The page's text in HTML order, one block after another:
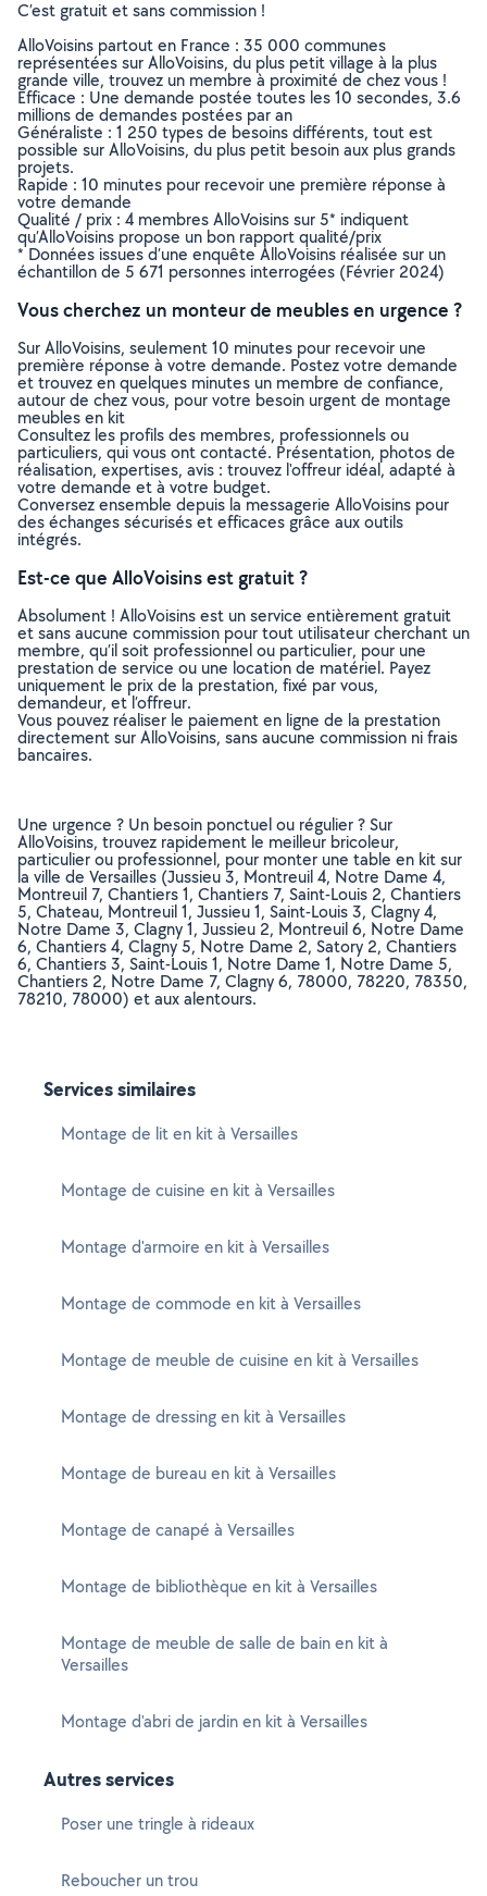
C’est gratuit et sans commission !
AlloVoisins partout en France : 35 000 communes
représentées sur AlloVoisins, du plus petit village à la plus
grande ville, trouvez un membre à proximité de chez vous !
Efficace : Une demande postée toutes les 10 secondes, 3.6
millions de demandes postées par an
Généraliste : 1 250 types de besoins différents, tout est
possible sur AlloVoisins, du plus petit besoin aux plus grands
projets.
Rapide : 10 minutes pour recevoir une première réponse à
votre demande
Qualité / prix : 4 membres AlloVoisins sur 5* indiquent
qu’AlloVoisins propose un bon rapport qualité/prix
* Données issues d’une enquête AlloVoisins réalisée sur un
échantillon de 5 671 personnes interrogées (Février 2024)
Vous cherchez un monteur de meubles en urgence ?
Sur AlloVoisins, seulement 10 minutes pour recevoir une
première réponse à votre demande. Postez votre demande
et trouvez en quelques minutes un membre de confiance,
autour de chez vous, pour votre besoin urgent de montage
meubles en kit
Consultez les profils des membres, professionnels ou
particuliers, qui vous ont contacté. Présentation, photos de
réalisation, expertises, avis : trouvez l'offreur idéal, adapté à
votre demande et à votre budget.
Conversez ensemble depuis la messagerie AlloVoisins pour
des échanges sécurisés et efficaces grâce aux outils
intégrés.
Est-ce que AlloVoisins est gratuit ?
Absolument ! AlloVoisins est un service entièrement gratuit
et sans aucune commission pour tout utilisateur cherchant un
membre, qu’il soit professionnel ou particulier, pour une
prestation de service ou une location de matériel. Payez
uniquement le prix de la prestation, fixé par vous,
demandeur, et l’offreur.
Vous pouvez réaliser le paiement en ligne de la prestation
directement sur AlloVoisins, sans aucune commission ni frais
bancaires.
Une urgence ? Un besoin ponctuel ou régulier ? Sur
AlloVoisins, trouvez rapidement le meilleur bricoleur,
particulier ou professionnel, pour monter une table en kit sur
la ville de Versailles (Jussieu 3, Montreuil 4, Notre Dame 4,
Montreuil 7, Chantiers 1, Chantiers 7, Saint-Louis 2, Chantiers
5, Chateau, Montreuil 1, Jussieu 1, Saint-Louis 3, Clagny 4,
Notre Dame 3, Clagny 1, Jussieu 2, Montreuil 6, Notre Dame
6, Chantiers 4, Clagny 5, Notre Dame 2, Satory 2, Chantiers
6, Chantiers 3, Saint-Louis 1, Notre Dame 1, Notre Dame 5,
Chantiers 2, Notre Dame 7, Clagny 6, 78000, 78220, 78350,
78210, 78000) et aux alentours.
Services similaires
Montage de lit en kit à Versailles
Montage de cuisine en kit à Versailles
Montage d'armoire en kit à Versailles
Montage de commode en kit à Versailles
Montage de meuble de cuisine en kit à Versailles
Montage de dressing en kit à Versailles
Montage de bureau en kit à Versailles
Montage de canapé à Versailles
Montage de bibliothèque en kit à Versailles
Montage de meuble de salle de bain en kit à
Versailles
Montage d'abri de jardin en kit à Versailles
Autres services
Poser une tringle à rideaux
Reboucher un trou